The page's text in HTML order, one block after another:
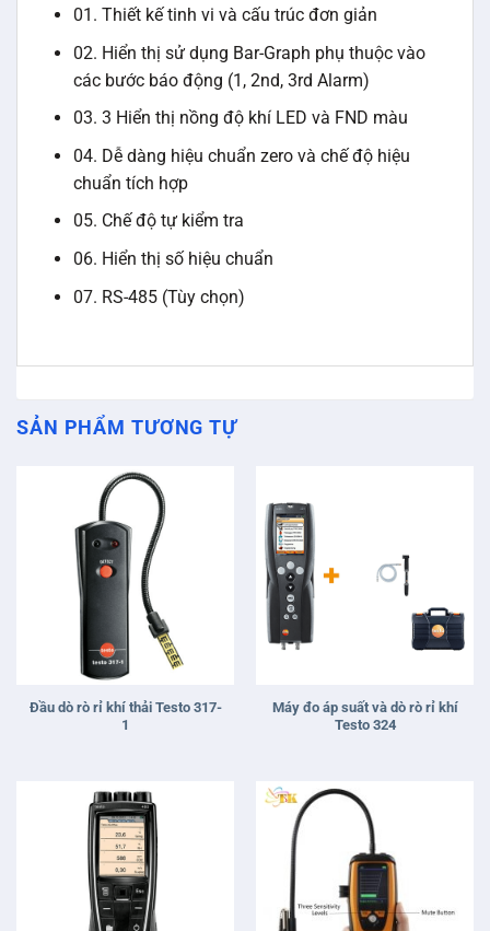
01. Thiết kế tinh vi và cấu trúc đơn giản
02. Hiển thị sử dụng Bar-Graph phụ thuộc vào
các bước báo động (1, 2nd, 3rd Alarm)
03. 3 Hiển thị nồng độ khí LED và FND màu
04. Dễ dàng hiệu chuẩn zero và chế độ hiệu
chuẩn tích hợp
05. Chế độ tự kiểm tra
06. Hiển thị số hiệu chuẩn
07. RS-485 (Tùy chọn)
SẢN PHẨM TƯƠNG TỰ
Đầu dò rò rỉ khí thải Testo 317-
1
Máy đo áp suất và dò rò rỉ khí
Testo 324